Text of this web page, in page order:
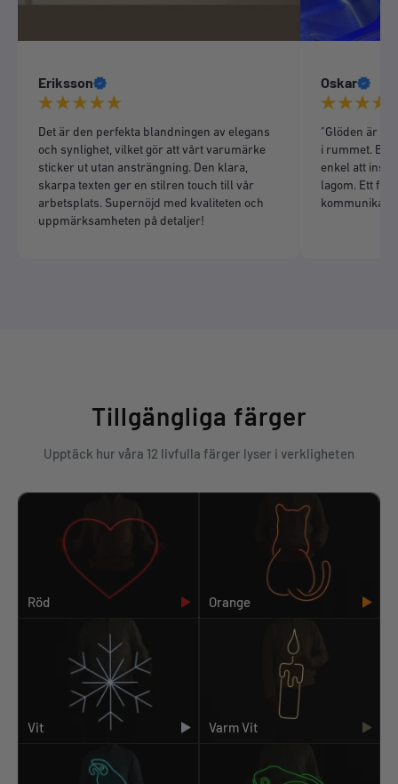
Eriksson
Det är den perfekta blandningen av elegans
och synlighet, vilket gör att vårt varumärke
sticker ut utan ansträngning. Den klara,
skarpa texten ger en stilren touch till vår
arbetsplats. Supernöjd med kvaliteten och
uppmärksamheten på detaljer!
Oskar
"Glöden är
i rummet. Bra
enkel att
lagom. Ett
Tillgängliga färger
Upptäck hur våra 12 livfulla färger lyser i verkligheten
Röd Orange
Vit Varm Vit